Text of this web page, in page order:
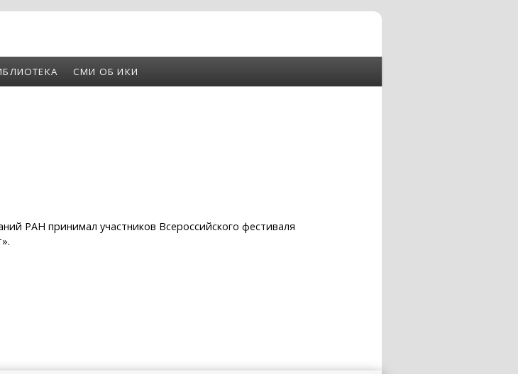
СМИ ОБ ИКИ
РАН принимал участников Всероссийского фестиваля